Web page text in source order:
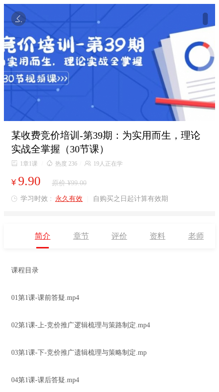

某收费竞价培训-第39期：为实用而生，理论
实战全掌握（30节课）
 1章1课  热度 236  19人正在学
¥ 9.90 原价 ¥99.00
 学习时效 : 永久有效 自购买之日起计算有效期
简介 章节 评价 资料 老师
课程目录
01第1课-课前答疑.mp4
02第1课-上-竞价推广逻辑梳理与策路制定.mp4
03第1课-下-竞价推广遗辑梳理与策略制定.mp
04第1课-课后答疑.mp4